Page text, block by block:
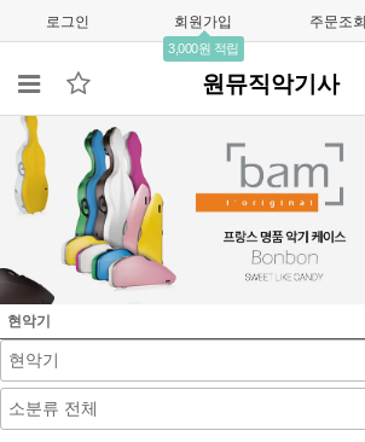
로그인 회원가입
3,000원 적립
주문조회
원뮤직악기사
현악기